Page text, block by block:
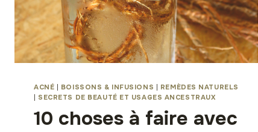
ACNÉ | BOISSONS & INFUSIONS | REMÈDES NATURELS
| SECRETS DE BEAUTÉ ET USAGES ANCESTRAUX
10 choses à faire avec